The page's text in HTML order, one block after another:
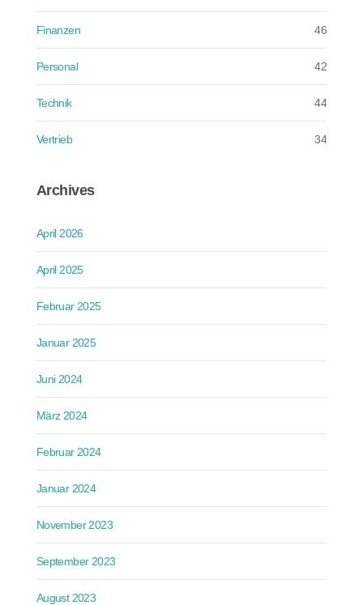
Finanzen 46
Personal 42
Technik 44
Vertrieb 34
Archives
April 2026
April 2025
Februar 2025
Januar 2025
Juni 2024
März 2024
Februar 2024
Januar 2024
November 2023
September 2023
August 2023